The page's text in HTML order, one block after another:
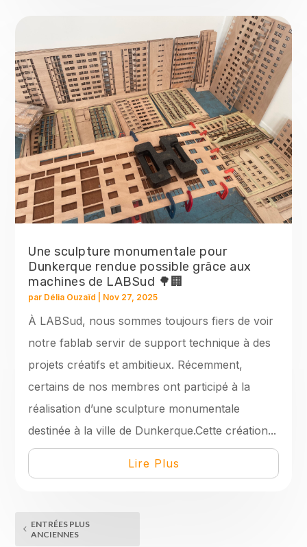
Une sculpture monumentale pour
Dunkerque rendue possible grâce aux
machines de LABSud 🌳🏢
par Délia Ouzaïd Nov 27, 2025
À LABSud, nous sommes toujours fiers de voir
notre fablab servir de support technique à des
projets créatifs et ambitieux. Récemment,
certains de nos membres ont participé à la
réalisation d’une sculpture monumentale
destinée à la ville de Dunkerque.Cette création...
Lire Plus
ENTRÉES PLUS
ANCIENNES